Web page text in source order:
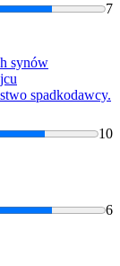
7
synów
spadkodawcy.
10
6